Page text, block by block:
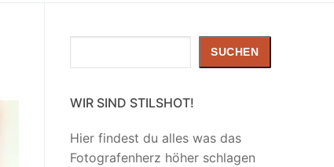
SUCHEN
WIR SIND STILSHOT!
Hier findest du alles was das
Fotografenherz höher schlagen